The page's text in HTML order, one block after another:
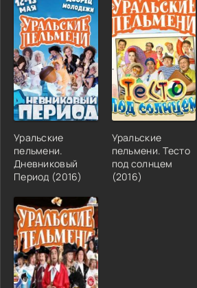
Уральские
пельмени.
Дневниковый
Период (2016)
Уральские
пельмени. Тесто
под солнцем
(2016)